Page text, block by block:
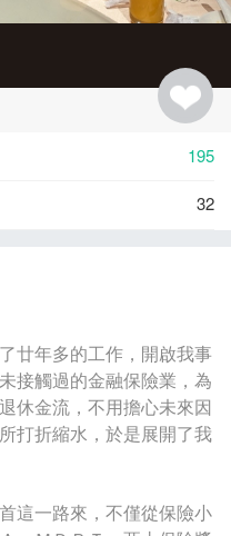
195
32
廿年多的工作，開啟我事
接觸過的金融保險業，為
休金流，不用擔心未來因
打折縮水，於是展開了我
這一路來，不僅從保險小